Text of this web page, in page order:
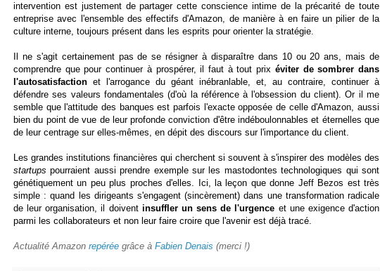
intervention est justement de partager cette conscience intime de la précarité de toute
entreprise avec l'ensemble des effectifs d'Amazon, de manière à en faire un pilier de la
culture interne, toujours présent dans les esprits pour orienter la stratégie.
Il ne s'agit certainement pas de se résigner à disparaître dans 10 ou 20 ans, mais de
comprendre que pour continuer à prospérer, il faut à tout prix éviter de sombrer dans
l'autosatisfaction et l'arrogance du géant inébranlable, et, au contraire, continuer à
défendre ses valeurs fondamentales (d'où la référence à l'obsession du client). Or il me
semble que l'attitude des banques est parfois l'exacte opposée de celle d'Amazon, aussi
bien du point de vue de leur profonde conviction d'être indéboulonnables et éternelles que
de leur centrage sur elles-mêmes, en dépit des discours sur l'importance du client.
Les grandes institutions financières qui cherchent si souvent à s'inspirer des modèles des
startups pourraient aussi prendre exemple sur les mastodontes technologiques qui sont
génétiquement un peu plus proches d'elles. Ici, la leçon que donne Jeff Bezos est très
simple : quand les dirigeants s'engagent (sincèrement) dans une transformation radicale
de leur organisation, il doivent insuffler un sens de l'urgence et une exigence d'action
parmi les collaborateurs et non leur faire croire que l'avenir est déjà tracé.
Actualité Amazon repérée grâce à Fabien Denais (merci !)